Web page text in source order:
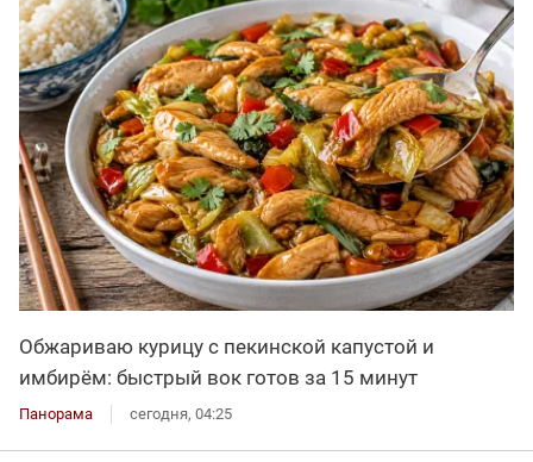
Обжариваю курицу с пекинской капустой и
имбирём: быстрый вок готов за 15 минут
Панорама сегодня, 04:25